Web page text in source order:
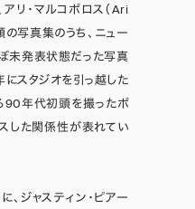
リ・マルコポロス（Ari
写真集のうち、ニュー
未発表状態だった写真
スタジオを引っ越した
90年代初頭を撮ったポ
した関係性が表れてい
、ジャスティン・ピアー